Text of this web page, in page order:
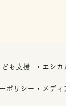
ども支援 ・エシ
ポリシー ・メディ